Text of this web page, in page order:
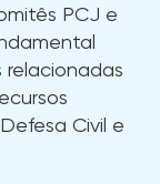
PCJ e
Civil e